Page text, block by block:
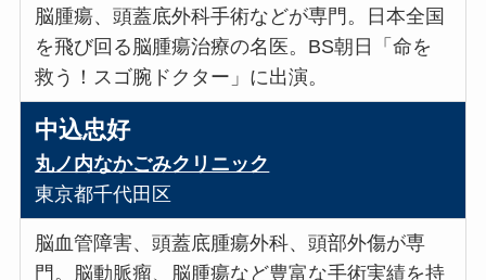
脳腫瘍、頭蓋底外科手術などが専門。日本全国
を飛び回る脳腫瘍治療の名医。BS朝日「命を
救う！スゴ腕ドクター」に出演。
中込忠好
丸ノ内なかごみクリニック
東京都千代田区
脳血管障害、頭蓋底腫瘍外科、頭部外傷が専
門。脳動脈瘤、脳腫瘍など豊富な手術実績を持